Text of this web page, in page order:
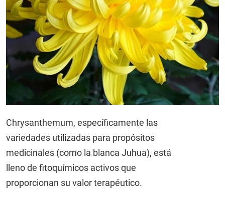
Chrysanthemum, específicamente las
variedades utilizadas para propósitos
medicinales (como la blanca Juhua), está
lleno de fitoquímicos activos que
proporcionan su valor terapéutico.